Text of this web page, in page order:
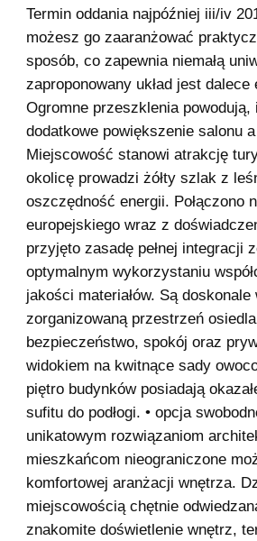
Termin oddania najpóźniej iii/iv
możesz go zaaranżować
sposób, co zapewnia niemałą
zaproponowany układ jest
Ogromne przeszklenia
dodatkowe powiększenie salonu
Miejscowość stanowi atrakcję
okolicę prowadzi żółty szlak z
oszczędność energii. Połączono
europejskiego wraz z
przyjęto zasadę pełnej integracji
optymalnym wykorzystaniu
jakości materiałów. Są
zorganizowaną przestrzeń
bezpieczeństwo, spokój oraz
widokiem na kwitnące sady
piętro budynków posiadają
sufitu do podłogi. • opcja
unikatowym rozwiązaniom
mieszkańcom nieograniczone
komfortowej aranżacji wnętrza.
miejscowością chętnie
znakomite doświetlenie wnętrz,